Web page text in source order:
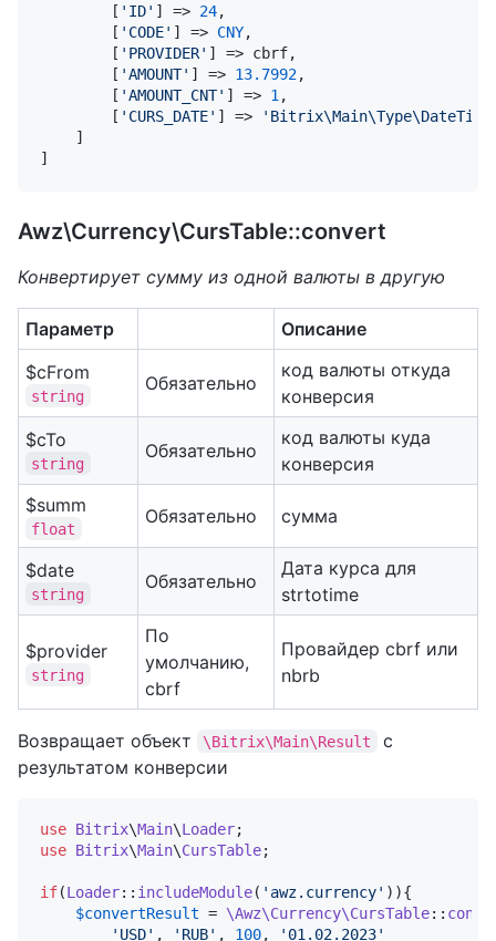
        [
'ID' ] => 24,
        [
'CODE' ] => CNY,
        [
'PROVIDER' ] => cbrf,
        [
'AMOUNT' ] => 13.7992,
        [
'AMOUNT_CNT' ] => 1 ,
        [
'CURS_DATE' ] =>
    ]
]
Awz\Currency\CursTable::convert
Конвертирует сумму из одной валюты в другую
Параметр
Описание
$cFrom
string
Обязательно
код валюты откуда
конверсия
$cTo
string
Обязательно
код валюты куда
конверсия
$summ
float
Обязательно сумма
$date
string
Обязательно
Дата курса для
strtotime
$provider
string
По
умолчанию,
cbrf
Провайдер cbrf или
nbrb
Возвращает объект \Bitrix\Main\Result
с
результатом конверсии
use Bitrix\Main\Loader
use Bitrix\Main\CursTable;
if(Loader:: includeModule( 'awz.currency' )){
$convertResult = \Awz\Currency\CursTable::
'USD' , 'RUB' , 100,
'01.02.2023'